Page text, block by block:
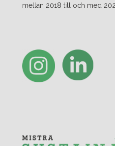
mellan 2018 till och med